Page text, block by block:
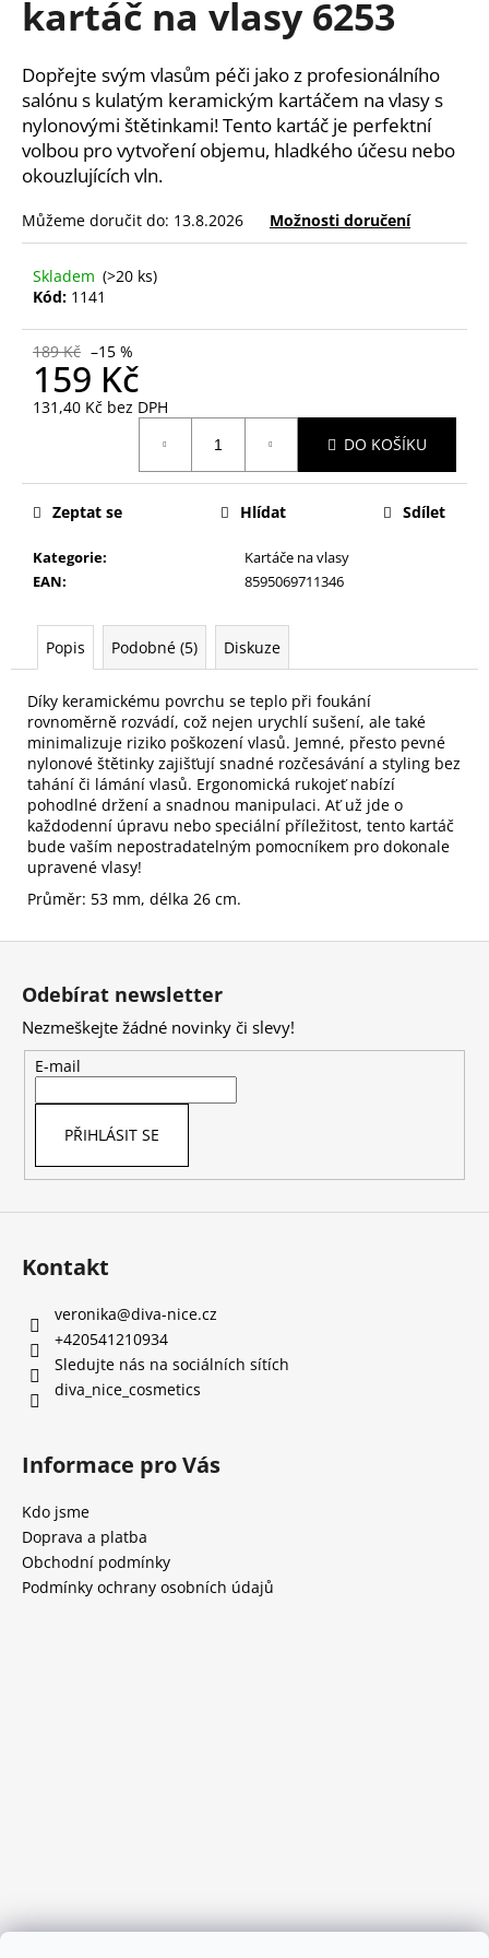
kartáč na vlasy 6253
Dopřejte svým vlasům péči jako z profesionálního
salónu s kulatým keramickým kartáčem na vlasy s
nylonovými štětinkami! Tento kartáč je perfektní
volbou pro vytvoření objemu, hladkého účesu nebo
okouzlujících vln.
Můžeme doručit do: 13.8.2026 Možnosti doručení
Skladem (>20 ks)
Kód: 1141
189 Kč –15 %
159 Kč
131,40 Kč bez DPH
DO KOŠÍKU
Kategorie:
Kartáče na vlasy
EAN: 8595069711346
Zeptat se Hlídat Sdílet
Popis Podobné (5) Diskuze
Díky keramickému povrchu se teplo při foukání
rovnoměrně rozvádí, což nejen urychlí sušení, ale také
minimalizuje riziko poškození vlasů. Jemné, přesto pevné
nylonové štětinky zajišťují snadné rozčesávání a styling bez
tahání či lámání vlasů. Ergonomická rukojeť nabízí
pohodlné držení a snadnou manipulaci. Ať už jde o
každodenní úpravu nebo speciální příležitost, tento kartáč
bude vaším nepostradatelným pomocníkem pro dokonale
upravené vlasy!
Průměr: 53 mm, délka 26 cm.
a
í
t
?
D
p
č
u
e
m
HOUBIČKA
NA
MAKE-
UP,
KULATÁ
59
Kč
Z
Odebírat newsletter
Nezmeškejte žádné novinky či slevy!
E-mail
PŘIHLÁSIT SE
Kontakt
veronika@diva-nice.cz
+420541210934
Sledujte nás na sociálních sítích
diva_nice_cosmetics
Informace pro Vás
Kdo jsme
Doprava a platba
Obchodní podmínky
Podmínky ochrany osobních údajů